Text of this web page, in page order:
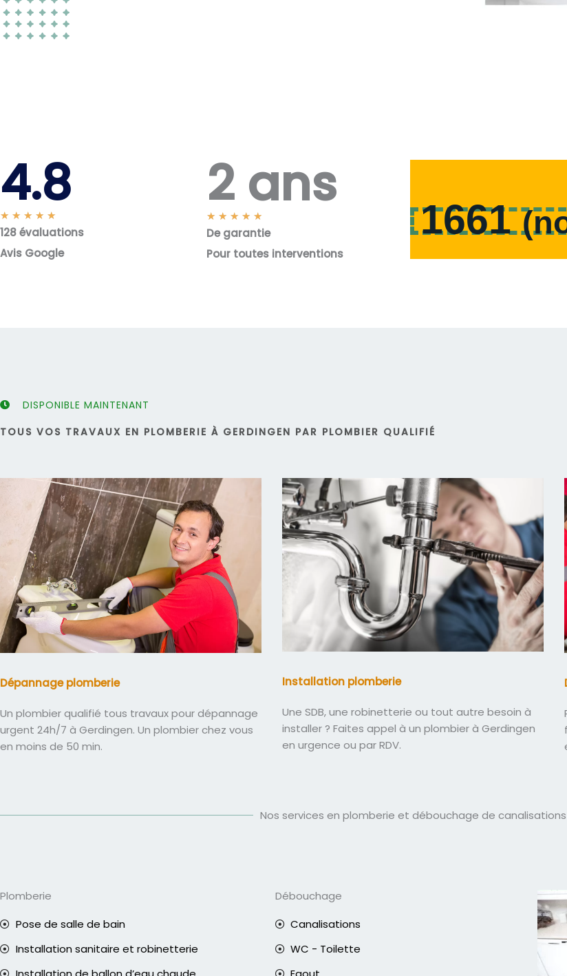
4.8
★ ★ ★ ★ ★
o
t
128 évaluations
Avis Google
2 ans
★ ★ ★ ★ ★
o
De garantie
Pour toutes interventions
1661(
DISPONIBLE MAINTENANT
TOUS VOS TRAVAUX EN PLOMBERIE À GERDINGEN PAR PLOMBIER QUALIFIÉ
Dépannage plomberie
Un plombier qualifié tous travaux pour dépannage
urgent 24h/7 à Gerdingen. Un plombier chez vous
en moins de 50 min.
Installation plomberie
Une SDB, une robinetterie ou tout autre besoin à
installer ? Faites appel à un plombier à Gerdingen
en urgence ou par RDV.
Nos services en plomberie et débouchage de canalisations
Plomberie
Pose de salle de bain
Installation sanitaire et robinetterie
Débouchage
Canalisations
WC - Toilette